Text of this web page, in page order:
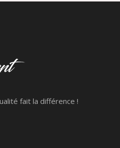
fait la différence !